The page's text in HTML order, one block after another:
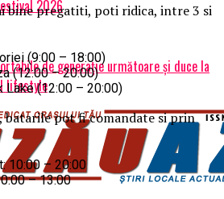
2026
de generație următoare și duce la
lifestyle
bine pregatiti, poti ridica, intre 3 si
(9:00 – 18:00)
(12:00 – 20:00)
Lake (12:00 – 20:00)
batarile pot fi comandate si prin
10:00 – 20:00
– 13:00